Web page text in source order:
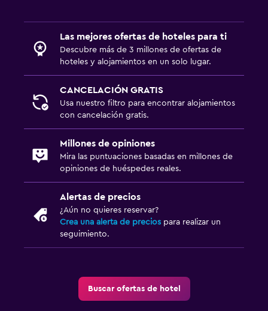
Armario o clóset
Tetera eléctrica
Bar/lounge
Terraza/patio
Terraza
Muebles de exterior
Las mejores ofertas de hoteles para ti
Descubre más de 3 millones de ofertas de
hoteles y alojamientos en un solo lugar.
CANCELACIÓN GRATIS
Usa nuestro filtro para encontrar alojamientos
con cancelación gratis.
Millones de opiniones
Mira las puntuaciones basadas en millones de
opiniones de huéspedes reales.
Alertas de precios
¿Aún no quieres reservar?
Crea una alerta de precios para realizar un
seguimiento.
Buscar ofertas de hotel